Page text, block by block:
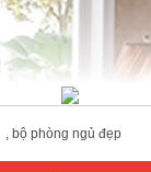
, bộ phòng ngủ đẹp